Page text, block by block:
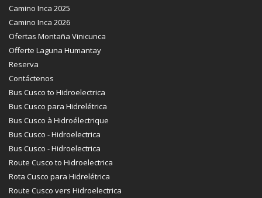
Camino Inca 2025
Camino Inca 2026
Ofertas Montaña Vinicunca
Offerte Laguna Humantay
Reserva
Contáctenos
Bus Cusco to Hidroelectrica
Bus Cusco para Hidrelétrica
Bus Cusco à Hidroélectrique
Bus Cusco - Hidroelectrica
Bus Cusco - Hidroelectrica
Route Cusco to Hidroelectrica
Rota Cusco para Hidrelétrica
Route Cusco vers Hidroelectrica